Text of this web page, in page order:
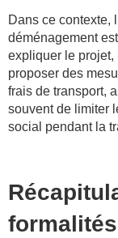
Dans ce contexte,
déménagement
expliquer le
proposer des
frais de transport,
souvent de limiter
social pendant la